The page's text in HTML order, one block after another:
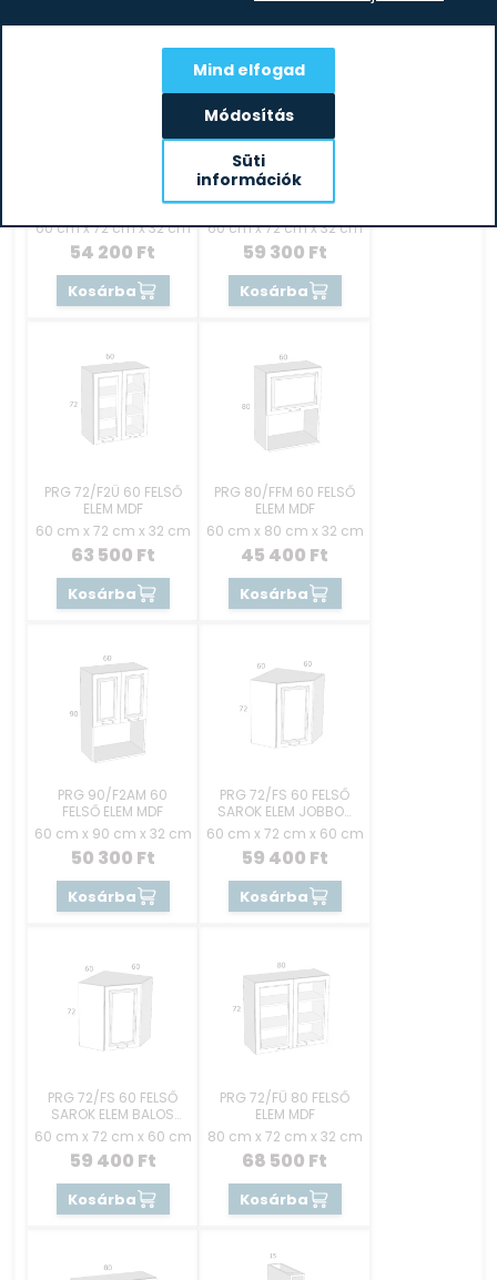
ELEM BALOS MDF
60 cm x 72 cm x 32 cm
54 200 Ft
Kosárba
PRG 72/F2A 60 FELSŐ
ELEM MDF
60 cm x 72 cm x 32 cm
59 300 Ft
Kosárba
PRG 72/F2Ü 60 FELSŐ
ELEM MDF
60 cm x 72 cm x 32 cm
63 500 Ft
Kosárba
PRG 80/FFM 60 FELSŐ
ELEM MDF
60 cm x 80 cm x 32 cm
45 400 Ft
Kosárba
PRG 90/F2AM 60
FELSŐ ELEM MDF
60 cm x 90 cm x 32 cm
50 300 Ft
Kosárba
PRG 72/FS 60 FELSŐ
SAROK ELEM JOBBOS
MDF
60 cm x 72 cm x 60 cm
59 400 Ft
Kosárba
PRG 72/FS 60 FELSŐ
SAROK ELEM BALOS
MDF
60 cm x 72 cm x 60 cm
59 400 Ft
Kosárba
PRG 72/FÜ 80 FELSŐ
ELEM MDF
80 cm x 72 cm x 32 cm
68 500 Ft
Kosárba
Mind elfogad
Módosítás
Süti
információk